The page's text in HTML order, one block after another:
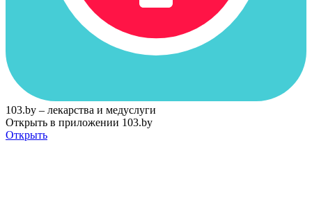
103.by – лекарства и медуслуги
Открыть в приложении 103.by
Открыть